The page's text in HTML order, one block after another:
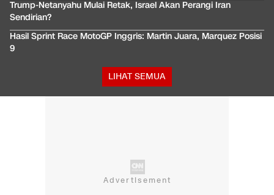
Trump-Netanyahu Mulai Retak, Israel Akan Perangi Iran
Sendirian?
Hasil Sprint Race MotoGP Inggris: Martin Juara, Marquez Posisi
9
LIHAT SEMUA